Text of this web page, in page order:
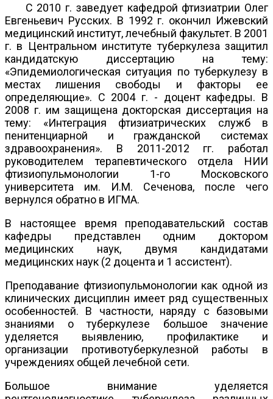
С 2010 г. заведует кафедрой фтизиатрии Олег
Евгеньевич Русских. В 1992 г. окончил Ижевский
медицинский институт, лечебный факультет. В 2001
г. в Центральном институте туберкулеза защитил
кандидатскую диссертацию на тему:
«Эпидемиологическая ситуация по туберкулезу в
местах лишения свободы и факторы ее
определяющие». С 2004 г. - доцент кафедры. В
2008 г. им защищена докторская диссертация на
тему: «Интеграция фтизиатрических служб в
пенитенциарной и гражданской системах
здравоохранения». В 2011-2012 гг. работал
руководителем терапевтического отдела НИИ
фтизиопульмонологии 1-го Московского
университета им. И.М. Сеченова, после чего
вернулся обратно в ИГМА.
В настоящее время преподавательский состав
кафедры представлен одним доктором
медицинских наук, двумя кандидатами
медицинских наук (2 доцента и 1 ассистент).
Преподавание фтизиопульмонологии как одной из
клинических дисциплин имеет ряд существенных
особенностей. В частности, наряду с базовыми
знаниями о туберкулезе большое значение
уделяется выявлению, профилактике и
организации противотуберкулезной работы в
учреждениях общей лечебной сети.
Большое внимание уделяется